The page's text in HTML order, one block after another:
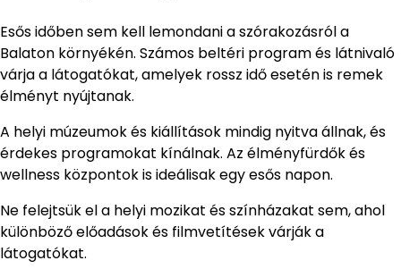
Esős időben sem kell lemondani a szórakozásról a
Balaton környékén. Számos beltéri program és látnivaló
várja a látogatókat, amelyek rossz idő esetén is remek
élményt nyújtanak.
A helyi múzeumok és kiállítások mindig nyitva állnak, és
érdekes programokat kínálnak. Az élményfürdők és
wellness központok is ideálisak egy esős napon.
Ne felejtsük el a helyi mozikat és színházakat sem, ahol
különböző előadások és filmvetítések várják a
látogatókat.